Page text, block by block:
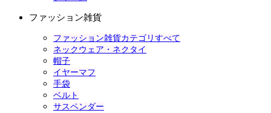
ファッション雑貨
ファッション雑貨カテゴリすべて
ネックウェア・ネクタイ
帽子
イヤーマフ
手袋
ベルト
サスペンダー